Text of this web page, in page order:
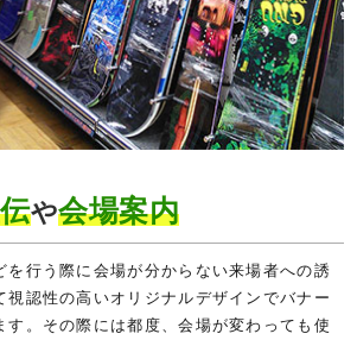
や会場案内
を行う際に会場が分からない来場者への誘
視認性の高いオリジナルデザインでバナー
す。その際には都度、会場が変わっても使